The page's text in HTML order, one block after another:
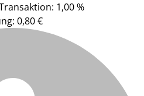
1,00 %
0,80 €